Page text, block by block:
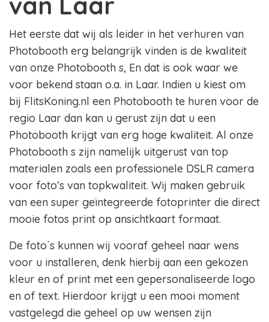
Het eerste dat wij als leider in het verhuren van
Photobooth erg belangrijk vinden is de kwaliteit
van onze Photobooth s, En dat is ook waar we
voor bekend staan o.a. in Laar. Indien u kiest om
bij FlitsKoning.nl een Photobooth te huren voor de
regio Laar dan kan u gerust zijn dat u een
Photobooth krijgt van erg hoge kwaliteit. Al onze
Photobooth s zijn namelijk uitgerust van top
materialen zoals een professionele DSLR camera
voor foto’s van topkwaliteit. Wij maken gebruik
van een super geïntegreerde fotoprinter die direct
mooie fotos print op ansichtkaart formaat.
De foto´s kunnen wij vooraf geheel naar wens
voor u installeren, denk hierbij aan een gekozen
kleur en of print met een gepersonaliseerde logo
en of text. Hierdoor krijgt u een mooi moment
vastgelegd die geheel op uw wensen zijn